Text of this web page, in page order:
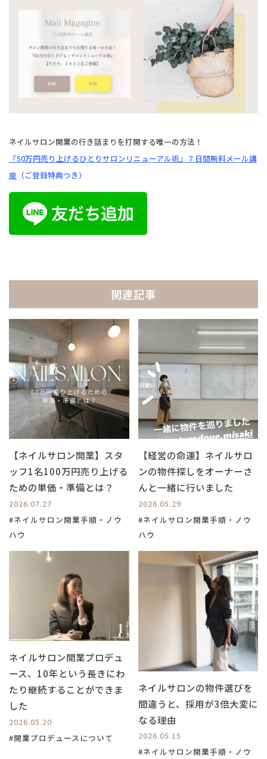
ネイルサロン開業の行き詰まりを打開する唯一の方法！
『50万円売り上げるひとりサロンリニューアル術』 ７日間無料メール講
座 （ご登録特典つき）
関連記事
【ネイルサロン開業】スタ
ッフ1名100万円売り上げる
ための単価・準備とは？
2026.07.27
#ネイルサロン開業手順・ノウ
ハウ
【経営の命運】ネイルサロ
ンの物件探しをオーナーさ
んと一緒に行いました
2026.05.29
#ネイルサロン開業手順・ノウ
ハウ
ネイルサロン開業プロデュ
ース、10年という長きにわ
たり継続することができま
した
2026.05.20
#開業プロデュースについて
ネイルサロンの物件選びを
間違うと、採用が3倍大変に
なる理由
2026.05.15
#ネイルサロン開業手順・ノウ